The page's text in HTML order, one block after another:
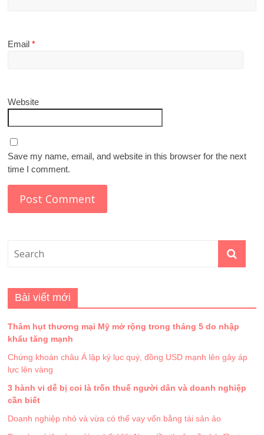
Email*
Website
Save my name, email, and website in this browser for the next
time I comment.
Bài viết mới
Thâm hụt thương mại Mỹ mở rộng trong tháng 5 do nhập
khẩu tăng mạnh
Chứng khoán châu Á lập kỷ lục quý, đồng USD mạnh lên gây áp
lực lên vàng
3 hành vi dễ bị coi là trốn thuế người dân và doanh nghiệp
cần biết
Doanh nghiệp nhỏ và vừa có thể vay vốn bằng tài sản ảo